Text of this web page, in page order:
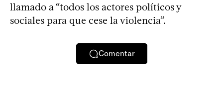
llamado a “todos los actores políticos y
sociales para que cese la violencia”.
Comentar